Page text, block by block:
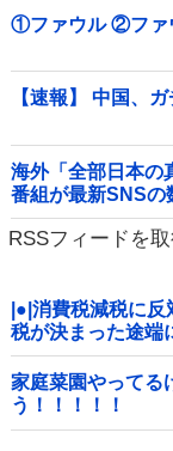
【速報】 中国、ガ
海外「全部日本の
番組が最新SNSの
RSSフィードを
|●|消費税減税に
税が決まった途
家庭菜園やってる
う！！！！！